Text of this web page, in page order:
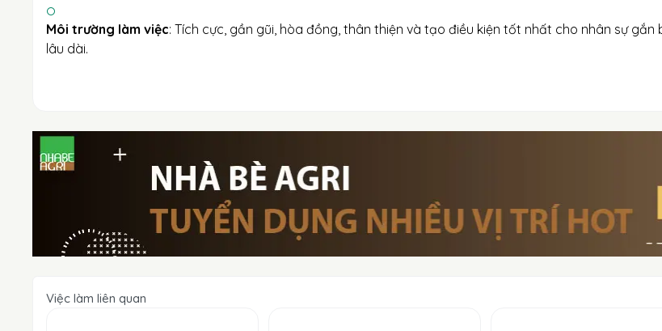
Môi trường làm việc: Tích cực, gần gũi, hòa đồng, thân thiện và tạo điều kiện tốt nhất cho nhân sự gắn
lâu dài.
Việc làm liên quan